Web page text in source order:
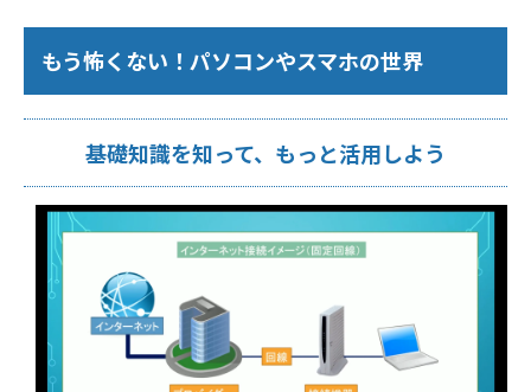
もう怖くない！パソコンやスマホの世界
基礎知識を知って、もっと活用しよう